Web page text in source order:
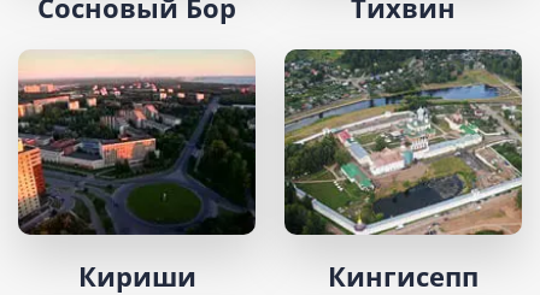
Кириши Кингисепп